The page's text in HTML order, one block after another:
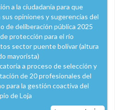
a la ciudadanía para que
opiniones y sugerencias del
de deliberación pública 2025
protección para el río
sector puente bolívar (altura
mayorista)
a proceso de selección y
de 20 profesionales del
para la gestión coactiva del
de Loja